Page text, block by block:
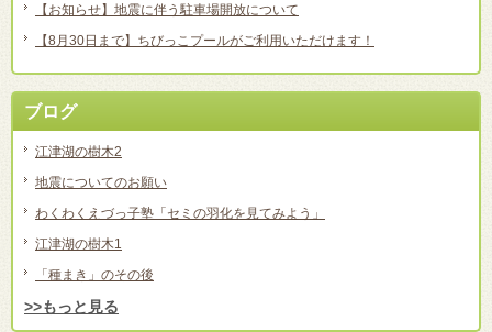
【お知らせ】地震に伴う駐車場開放について
【8月30日まで】ちびっこプールがご利用いただけます！
ブログ
江津湖の樹木2
地震についてのお願い
わくわくえづっ子塾「セミの羽化を見てみよう」
江津湖の樹木1
「種まき」のその後
>>もっと見る